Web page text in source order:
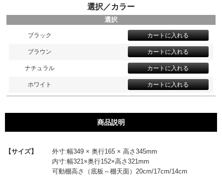
選択／カラー
選択
ブラック
ブラウン
ナチュラル
ホワイト
商品説明
【サイズ】
外寸:幅349 × 奥行165 × 高さ345mm
内寸:幅321×奥行152×高さ321mm
可動棚高さ（底板～棚天面）20cm/17cm/14cm